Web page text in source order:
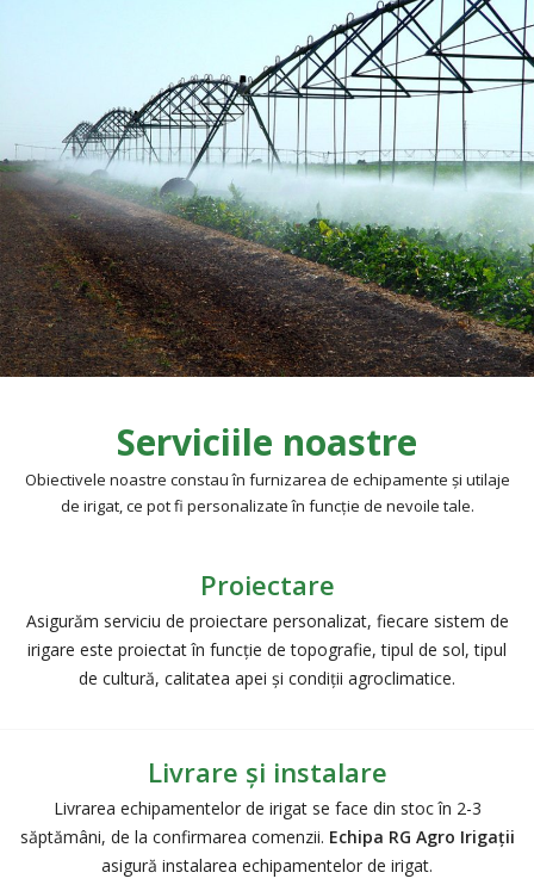
Serviciile noastre
Obiectivele noastre constau în furnizarea de echipamente şi utilaje
de irigat, ce pot fi personalizate în funcție de nevoile tale.
Proiectare
Asigurăm serviciu de proiectare personalizat, fiecare sistem de
irigare este proiectat în funcție de topografie, tipul de sol, tipul
de cultură, calitatea apei și condiții agroclimatice.
Livrare și instalare
Livrarea echipamentelor de irigat se face din stoc în 2-3
săptămâni, de la confirmarea comenzii. Echipa RG Agro Irigații
asigură instalarea echipamentelor de irigat.